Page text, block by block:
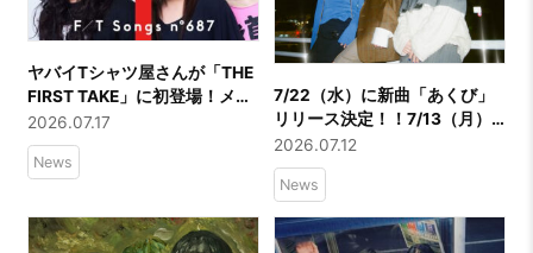
ヤバイTシャツ屋さんが「THE
FIRST TAKE」に初登場！メジ
ャーデビュー10周年イヤーを
迎える彼らが総再生回数1.3億
回超の代表曲「ハッピーウェ
りでパフォーマンス！
2026.07.17
News
7/22（水）に新曲「あくび」
リリース決定！！7/13（月）
にはFM802 「EVENING
TAP」にて初オンエア決定！！
2026.07.12
News